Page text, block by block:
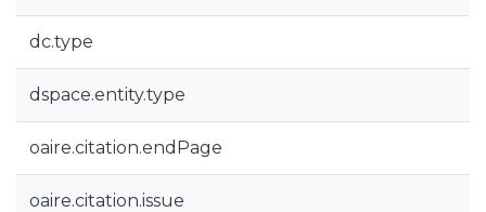
dc.type
dspace.entity.type
oaire.citation.endPage
oaire.citation.issue